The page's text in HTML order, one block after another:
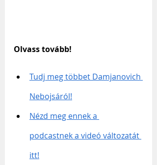
Olvass tovább!
Tudj meg többet Damjanovich
Nebojsáról!
Nézd meg ennek a
podcastnek a videó változatát
itt!